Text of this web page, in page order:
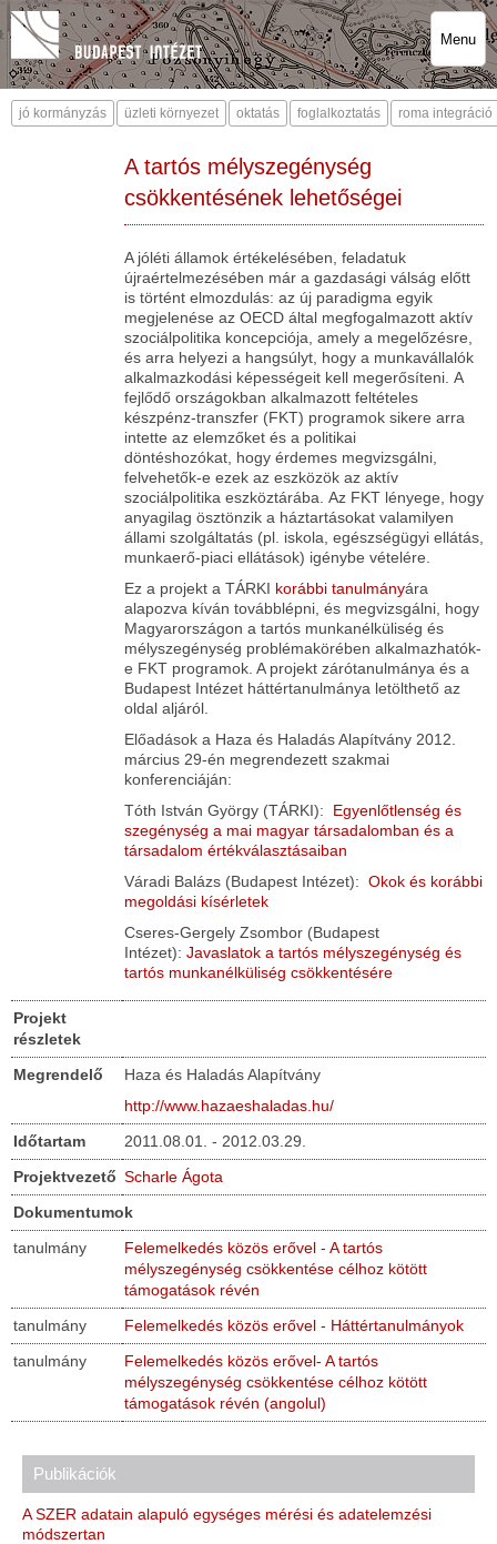
Menu
jó kormányzás üzleti környezet oktatás foglalkoztatás roma integráció
A tartós mélyszegénység
csökkentésének lehetőségei
A jóléti államok értékelésében, feladatuk
újraértelmezésében már a gazdasági válság előtt
is történt elmozdulás: az új paradigma egyik
megjelenése az OECD által megfogalmazott aktív
szociálpolitika koncepciója, amely a megelőzésre,
és arra helyezi a hangsúlyt, hogy a munkavállalók
alkalmazkodási képességeit kell megerősíteni. A
fejlődő országokban alkalmazott feltételes
készpénz-transzfer (FKT) programok sikere arra
intette az elemzőket és a politikai
döntéshozókat, hogy érdemes megvizsgálni,
felvehetők-e ezek az eszközök az aktív
szociálpolitika eszköztárába. Az FKT lényege, hogy
anyagilag ösztönzik a háztartásokat valamilyen
állami szolgáltatás (pl. iskola, egészségügyi ellátás,
munkaerő-piaci ellátások) igénybe vételére.
Ez a projekt a TÁRKI korábbi tanulmányára
alapozva kíván továbblépni, és megvizsgálni, hogy
Magyarországon a tartós munkanélküliség és
mélyszegénység problémakörében alkalmazhatók-
e FKT programok. A projekt zárótanulmánya és a
Budapest Intézet háttértanulmánya letölthető az
oldal aljáról.
Előadások a Haza és Haladás Alapítvány 2012.
március 29-én megrendezett szakmai
konferenciáján:
Tóth István György (TÁRKI): Egyenlőtlenség és
szegénység a mai magyar társadalomban és a
társadalom értékválasztásaiban
Váradi Balázs (Budapest Intézet): Okok és korábbi
megoldási kísérletek
Cseres-Gergely Zsombor (Budapest
Intézet): Javaslatok a tartós mélyszegénység és
tartós munkanélküliség csökkentésére
Projekt
részletek
Megrendelő
Haza és Haladás Alapítvány
http://www.hazaeshaladas.hu/
Időtartam
2011.08.01. - 2012.03.29.
Projektvezető Scharle Ágota
Dokumentumok
tanulmány
Felemelkedés közös erővel - A tartós
mélyszegénység csökkentése célhoz kötött
támogatások révén
tanulmány
Felemelkedés közös erővel - Háttértanulmányok
tanulmány
Felemelkedés közös erővel- A tartós
mélyszegénység csökkentése célhoz kötött
támogatások révén (angolul)
Publikációk
A SZER adatain alapuló egységes mérési és adatelemzési
módszertan